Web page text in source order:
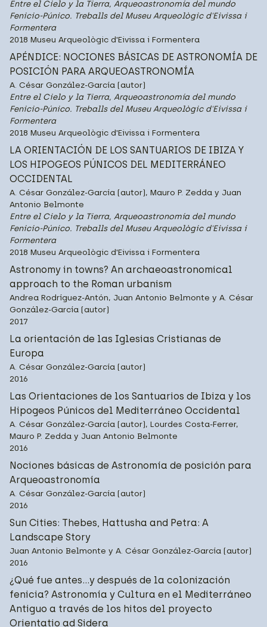
Entre el Cielo y la Tierra, Arqueoastronomía del mundo
Fenicio-Púnico. Treballs del Museu Arqueològic d'Eivissa i
Formentera
2018 Museu Arqueològic d'Eivissa i Formentera
APÉNDICE: NOCIONES BÁSICAS DE ASTRONOMÍA DE
POSICIÓN PARA ARQUEOASTRONOMÍA
A. César González-García (autor)
Entre el Cielo y la Tierra, Arqueoastronomía del mundo
Fenicio-Púnico. Treballs del Museu Arqueològic d'Eivissa i
Formentera
2018 Museu Arqueològic d'Eivissa i Formentera
LA ORIENTACIÓN DE LOS SANTUARIOS DE IBIZA Y
LOS HIPOGEOS PÚNICOS DEL MEDITERRÁNEO
OCCIDENTAL
A. César González-García (autor), Mauro P. Zedda y Juan
Antonio Belmonte
Entre el Cielo y la Tierra, Arqueoastronomía del mundo
Fenicio-Púnico. Treballs del Museu Arqueològic d'Eivissa i
Formentera
2018 Museu Arqueològic d'Eivissa i Formentera
Astronomy in towns? An archaeoastronomical
approach to the Roman urbanism
Andrea Rodríguez-Antón, Juan Antonio Belmonte y A. César
González-García (autor)
2017
La orientación de las Iglesias Cristianas de
Europa
A. César González-García (autor)
2016
Las Orientaciones de los Santuarios de Ibiza y los
Hipogeos Púnicos del Mediterráneo Occidental
A. César González-García (autor), Lourdes Costa-Ferrer,
Mauro P. Zedda y Juan Antonio Belmonte
2016
Nociones básicas de Astronomía de posición para
Arqueoastronomía
A. César González-García (autor)
2016
Sun Cities: Thebes, Hattusha and Petra: A
Landscape Story
Juan Antonio Belmonte y A. César González-García (autor)
2016
¿Qué fue antes...y después de la colonización
fenicia? Astronomía y Cultura en el Mediterráneo
Antiguo a través de los hitos del proyecto
Orientatio ad Sidera